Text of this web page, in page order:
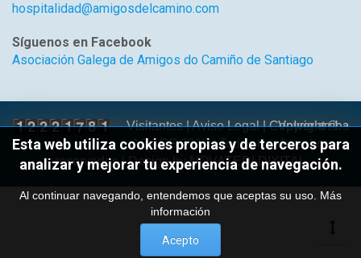
hospitalidad@amigosdelcamino.com
Síguenos en Facebook
Asociación Galega de Amigos do Camiño de Santiago
Volver arriba
Visitantes |Aviso Legal| Copyright ©
AGACS 2017 | Todos los derechos
reservados | Design byNOVATEDI DIXITAL
Esta web utiliza cookies propias y de terceros para
analizar y mejorar tu experiencia de navegación.
Al continuar navegando, entendemos que aceptas su uso. Más
información
Acepto